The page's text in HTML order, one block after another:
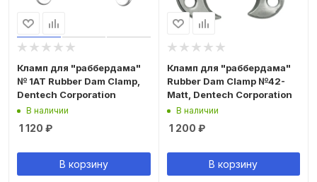
Кламп для "раббердама"
№ 1AT Rubber Dam Clamp,
Dentech Corporation
В наличии
1 120 ₽
В корзину
Кламп для "раббердама"
Rubber Dam Clamp №42-
Matt, Dentech Corporation
В наличии
1 200 ₽
В корзину